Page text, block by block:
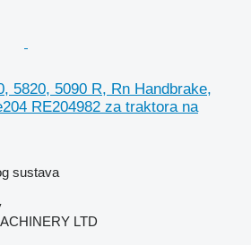
5820, 5090 R, Rn Handbrake,
RE204982 za traktora na
sustava
LTD